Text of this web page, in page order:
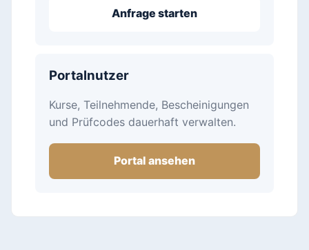
Anfrage starten
Portalnutzer
Kurse, Teilnehmende, Bescheinigungen
und Prüfcodes dauerhaft verwalten.
Portal ansehen